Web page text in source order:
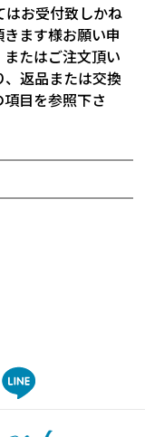
はお受付致しかね
ます様お願い申
たはご注文頂い
返品または交換
項目を参照下さ